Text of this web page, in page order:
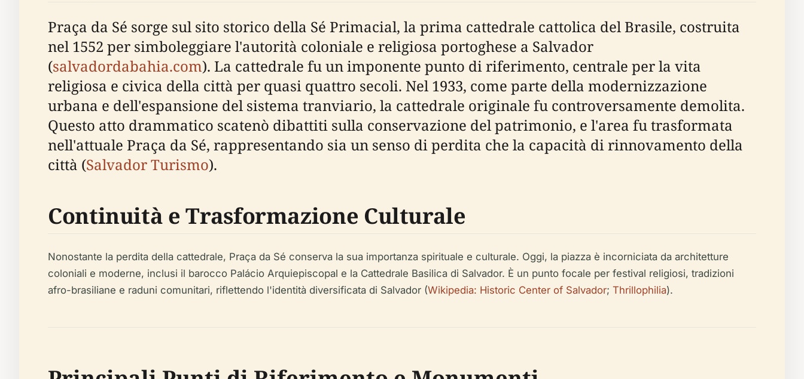
Praça da Sé sorge sul sito storico della Sé Primacial, la prima cattedrale cattolica del Brasile, costruita
nel 1552 per simboleggiare l'autorità coloniale e religiosa portoghese a Salvador
(salvadordabahia.com). La cattedrale fu un imponente punto di riferimento, centrale per la vita
religiosa e civica della città per quasi quattro secoli. Nel 1933, come parte della modernizzazione
urbana e dell'espansione del sistema tranviario, la cattedrale originale fu controversamente demolita.
Questo atto drammatico scatenò dibattiti sulla conservazione del patrimonio, e l'area fu trasformata
nell'attuale Praça da Sé, rappresentando sia un senso di perdita che la capacità di rinnovamento della
città (Salvador Turismo).
Continuità e Trasformazione Culturale
Nonostante la perdita della cattedrale, Praça da Sé conserva la sua importanza spirituale e culturale. Oggi, la piazza è incorniciata da architetture
coloniali e moderne, inclusi il barocco Palácio Arquiepiscopal e la Cattedrale Basilica di Salvador. È un punto focale per festival religiosi, tradizioni
afro-brasiliane e raduni comunitari, riflettendo l'identità diversificata di Salvador (Wikipedia: Historic Center of Salvador; Thrillophilia).